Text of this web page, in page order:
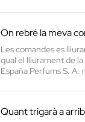
On rebré la meva
Les comandes es
qual el lliurament de
España Perfums S.
Quant trigarà a